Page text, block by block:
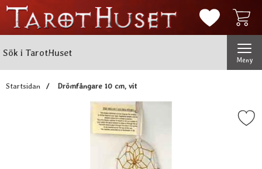
Mina
Meny
Startsidan Drömfångare 10 cm, vit
Markera drömfångare